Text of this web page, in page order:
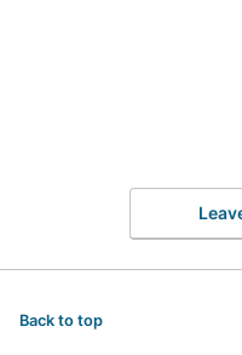
Back to top